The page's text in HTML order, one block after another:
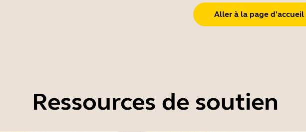
Aller à la page d'accueil
Ressources de soutien